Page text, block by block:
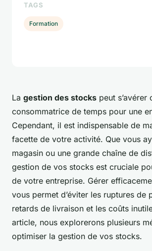
La gestion des stocks peut s’avérer
consommatrice de temps pour une
Cependant, il est indispensable de
facette de votre activité. Que vous
magasin ou une grande chaîne de
gestion de vos stocks est cruciale
de votre entreprise. Gérer
vous permet d’éviter les ruptures de
retards de livraison et les coûts
article, nous explorerons plusieurs
optimiser la gestion de vos stocks.
TAGS
Formation